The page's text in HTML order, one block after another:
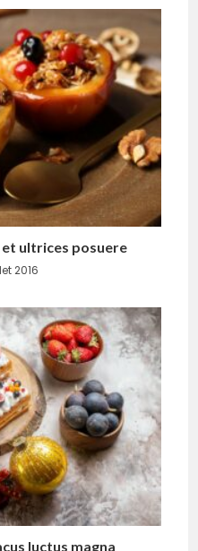
ultrices posuere
2016
luctus magna